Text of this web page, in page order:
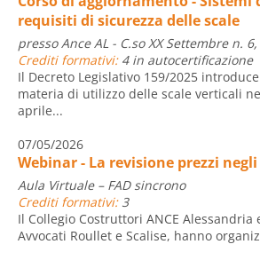
requisiti di sicurezza delle scale
presso Ance AL - C.so XX Settembre n.
Crediti formativi:4 in autocertificazione
Il Decreto Legislativo 159/2025
materia di utilizzo delle scale verticali
aprile...
07/05/2026
Webinar - La revisione prezzi
Aula Virtuale – FAD sincrono
Crediti formativi:3
Il Collegio Costruttori ANCE
Avvocati Roullet e Scalise, hanno